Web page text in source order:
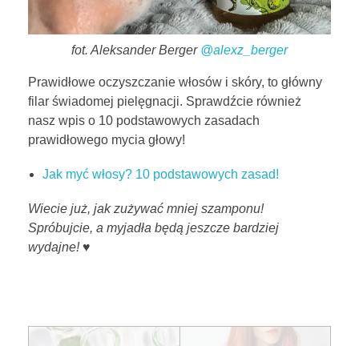
fot. Aleksander Berger @alexz_berger
Prawidłowe oczyszczanie włosów i skóry, to główny
filar świadomej pielęgnacji. Sprawdźcie również
nasz wpis o 10 podstawowych zasadach
prawidłowego mycia głowy!
Jak myć włosy? 10 podstawowych zasad!
Wiecie już, jak zużywać mniej szamponu!
Spróbujcie, a myjadła będą jeszcze bardziej
wydajne! ♥